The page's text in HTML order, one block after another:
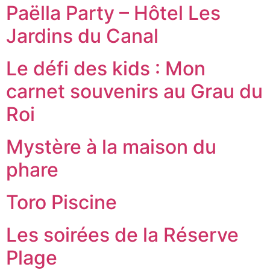
Paëlla Party – Hôtel Les
Jardins du Canal
Le défi des kids : Mon
carnet souvenirs au Grau du
Roi
Mystère à la maison du
phare
Toro Piscine
Les soirées de la Réserve
Plage